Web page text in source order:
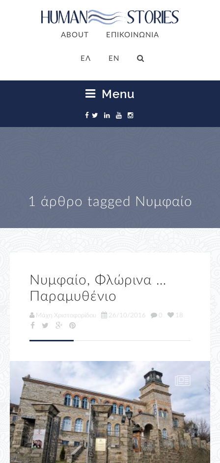
ABOUT ΕΠΙΚΟΙΝΩΝΙΑ
ΕΛ EN
Menu
1 άρθρο tagged Νυμφαίο
Νυμφαίο, Φλώρινα …
Παραμυθένιο
Μάχη Χριστοφορίδου 26/10/2016 0 18